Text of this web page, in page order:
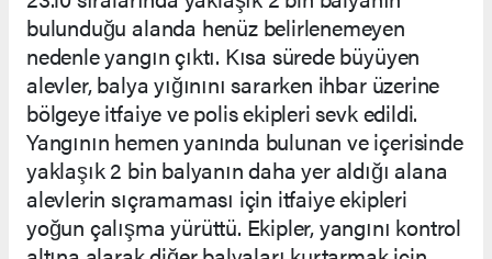
bulunduğu alanda henüz belirlenemeyen
nedenle yangın çıktı. Kısa sürede büyüyen
alevler, balya yığınını sararken ihbar üzerine
bölgeye itfaiye ve polis ekipleri sevk edildi.
Yangının hemen yanında bulunan ve içerisinde
yaklaşık 2 bin balyanın daha yer aldığı alana
alevlerin sıçramaması için itfaiye ekipleri
yoğun çalışma yürüttü. Ekipler, yangını kontrol